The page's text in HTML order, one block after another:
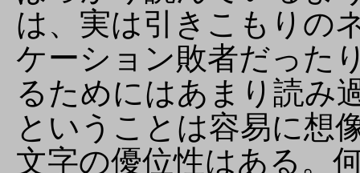
は、実は引きこもりの
ケーション敗者だった
るためにはあまり読み
ということは容易に想
文字の優位性はある。